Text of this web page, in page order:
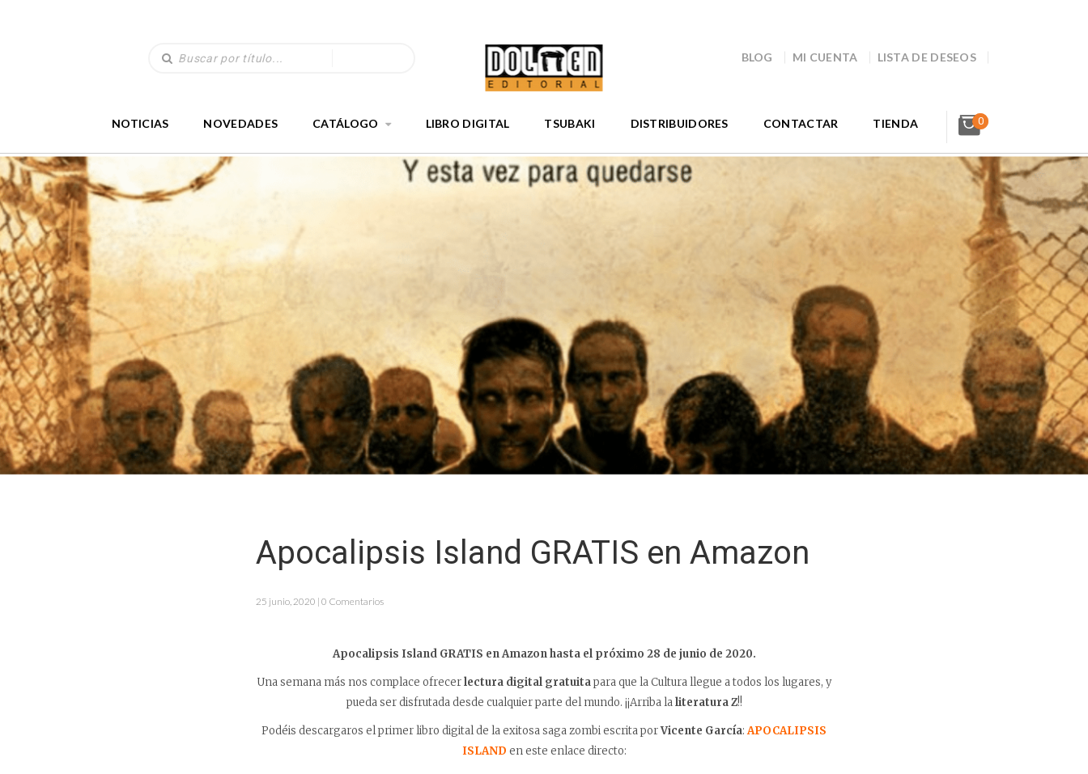
BLOG MI CUENTA LISTA DE DESEOS
NOTICIAS NOVEDADES CATÁLOGO LIBRO DIGITAL TSUBAKI DISTRIBUIDORES CONTACTAR TIENDA 0
Apocalipsis Island GRATIS en Amazon
25 junio, 2020 | 0 Comentarios
Apocalipsis Island GRATIS en Amazon hasta el próximo 28 de junio de 2020.
Una semana más nos complace ofrecerlectura digital gratuitapara que la Cultura llegue a todos los lugares, y
pueda ser disfrutada desde cualquier parte del mundo. ¡¡Arriba laliteratura Z!!
Podéis descargaros el primer libro digital de la exitosa saga zombi escrita porVicente García:APOCALIPSIS
ISLAND en este enlace directo: